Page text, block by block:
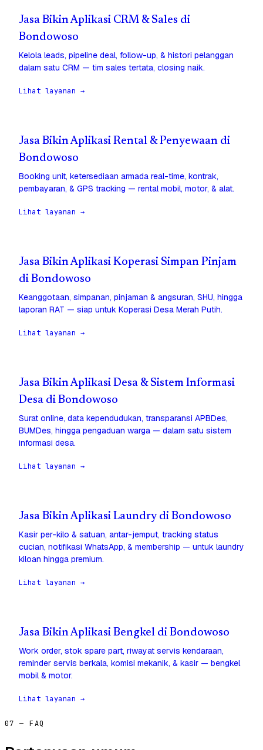
Jasa Bikin Aplikasi CRM & Sales di
Bondowoso
Kelola leads, pipeline deal, follow-up, & histori pelanggan
dalam satu CRM — tim sales tertata, closing naik.
Lihat layanan →
Jasa Bikin Aplikasi Rental & Penyewaan di
Bondowoso
Booking unit, ketersediaan armada real-time, kontrak,
pembayaran, & GPS tracking — rental mobil, motor, & alat.
Lihat layanan →
Jasa Bikin Aplikasi Koperasi Simpan Pinjam
di Bondowoso
Keanggotaan, simpanan, pinjaman & angsuran, SHU, hingga
laporan RAT — siap untuk Koperasi Desa Merah Putih.
Lihat layanan →
Jasa Bikin Aplikasi Desa & Sistem Informasi
Desa di Bondowoso
Surat online, data kependudukan, transparansi APBDes,
BUMDes, hingga pengaduan warga — dalam satu sistem
informasi desa.
Lihat layanan →
Jasa Bikin Aplikasi Laundry di Bondowoso
Kasir per-kilo & satuan, antar-jemput, tracking status
cucian, notifikasi WhatsApp, & membership — untuk laundry
kiloan hingga premium.
Lihat layanan →
Jasa Bikin Aplikasi Bengkel di Bondowoso
Work order, stok spare part, riwayat servis kendaraan,
reminder servis berkala, komisi mekanik, & kasir — bengkel
mobil & motor.
Lihat layanan →
07 — FAQ